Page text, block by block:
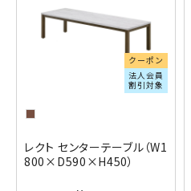
クーポン
法人会員
割引対象
レクト センターテーブル（W1
800×D590×H450）